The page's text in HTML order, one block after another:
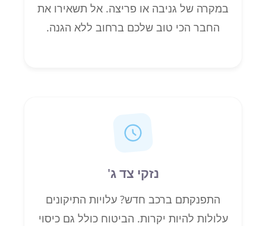
במקרה של גניבה או פריצה. אל תשאירו את
החבר הכי טוב שלכם ברחוב ללא הגנה.
נזקי צד ג'
התפנקתם ברכב חדש? עלויות התיקונים
עלולות להיות יקרות. הביטוח כולל גם כיסוי